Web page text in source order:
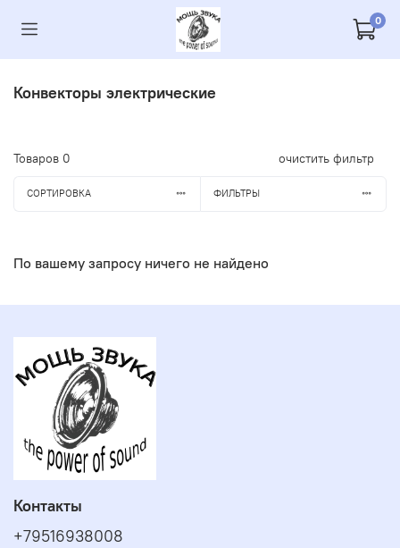
0
Конвекторы электрические
Товаров 0 очистить фильтр
СОРТИРОВКА ФИЛЬТРЫ
По вашему запросу ничего не найдено
Контакты
+79516938008